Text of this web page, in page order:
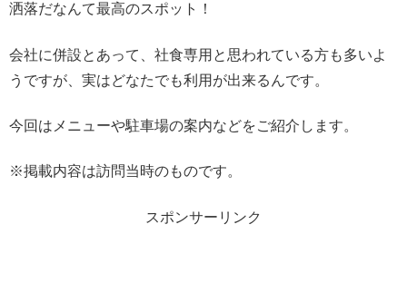
洒落だなんて最高のスポット！
会社に併設とあって、社食専用と思われている方も多いよ
うですが、実はどなたでも利用が出来るんです。
今回はメニューや駐車場の案内などをご紹介します。
※掲載内容は訪問当時のものです。
スポンサーリンク